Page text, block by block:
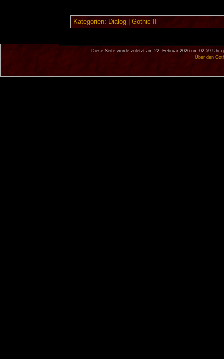
Kategorien: Dialog| Gothic II
Diese Seite wurde zuletzt am 22. Februar 2026 um 02:59 Uhr
Über den